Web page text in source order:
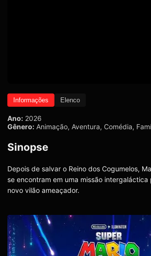
Informações Elenco
Ano: 2026
Gênero: Animação, Aventura, Comédia,
Sinopse
Depois de salvar o Reino dos Cogumelos,
se encontram em uma missão intergaláctica
novo vilão ameaçador.